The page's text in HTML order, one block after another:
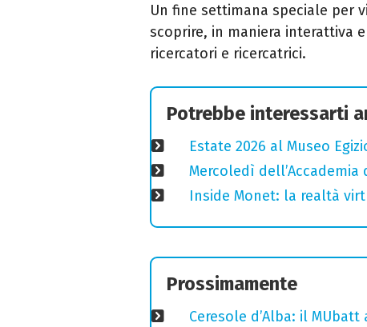
Un fine settimana speciale per
scoprire, in maniera interattiva
ricercatori e ricercatrici.
Potrebbe interessarti
Estate 2026 al Museo
Mercoledì
Inside Monet: la realtà
Prossimamente
Ceresole d’Alba: il